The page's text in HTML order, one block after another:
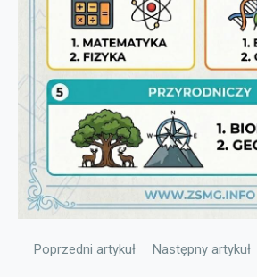
Poprzedni artykuł: Ważna informacja
Poprzedni artykuł Następny artykuł:
Następny artykuł